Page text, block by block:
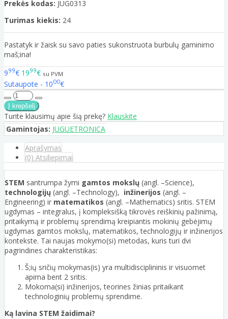
Prekės kodas: JUG0313
Turimas kiekis: 24
Pastatyk ir žaisk su savo paties sukonstruota burbulų gaminimo
maš;ina!
999€ 1999€ su PVM
Sutaupote - 1000€
Turite klausimų apie šią prekę? Klauskite
Gamintojas: JUGUETRONICA
Aprašymas
(0) Atsiliepimai
STEM santrumpa žymi gamtos mokslų (angl. –Science),
technologijų (angl. –Technology), inžinerijos (angl. –
Engineering) ir matematikos (angl. –Mathematics) sritis. STEM
ugdymas – integralus, į kompleksišką tikrovės reiškinių pažinimą,
pritaikymą ir problemų sprendimą kreipiantis mokinių gebėjimų
ugdymas gamtos mokslų, matematikos, technologijų ir inžinerijos
kontekste. Tai naujas mokymo(si) metodas, kuris turi dvi
pagrindines charakteristikas:
Š;ių sričių mokymas(is) yra multidisciplininis ir visuomet
apima bent 2 sritis.
Mokoma(si) inžinerijos, teorines žinias pritaikant
technologinių problemų sprendime.
Ką lavina STEM žaidimai?